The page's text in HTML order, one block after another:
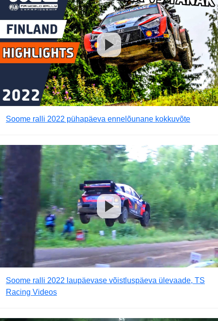
Soome ralli 2022 pühapäeva ennelõunane kokkuvõte
Soome ralli 2022 laupäevase võistluspäeva ülevaade, TS
Racing Videos